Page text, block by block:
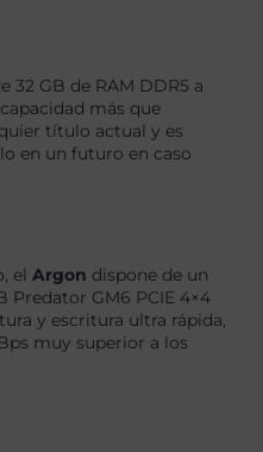
GB de RAM DDR5 a
más que
título actual y es
en un futuro en caso
elArgon dispone de un
Predator GM6 PCIE 4×4
y escritura ultra rápida,
muy superior a los